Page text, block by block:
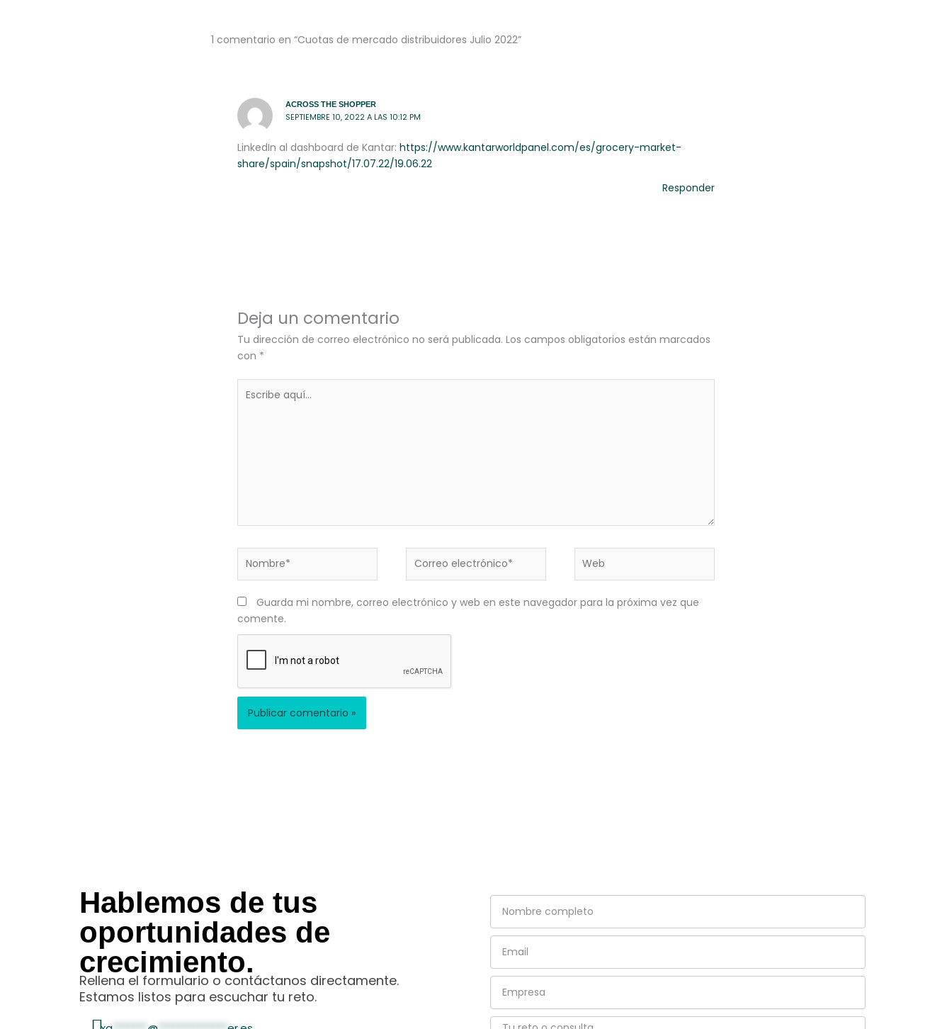
1 comentario en “Cuotas de mercado distribuidores Julio 2022”
ACROSS THE SHOPPER
SEPTIEMBRE 10, 2022 A LAS 10:12 PM
LinkedIn al dashboard de Kantar:https://www.kantarworldpanel.com/es/grocery-market-
share/spain/snapshot/17.07.22/19.06.22
Responder
Deja un comentario
Tu dirección de correo electrónico no será publicada. Los campos obligatorios están marcados
con *
aquí...
electrónico*
Guarda mi nombre, correo electrónico y web en este navegador para la próxima vez que
comente.
Hablemos de tus
oportunidades de
crecimiento.
Rellena el formulario o contáctanos directamente.
Estamos listos para escuchar tu reto.
completo